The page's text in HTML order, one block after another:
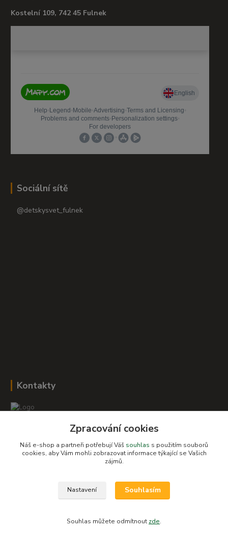
Kostelní 109, 742 45 Fulnek
Sociální sítě
@detskysvet_fulnek
Kontakty
+420 604 278 943
obchod-detskysvet@seznam.cz
Zpracování cookies
Náš e-shop a partneři potřebují Váš souhlas s použitím souborů
cookies, aby Vám mohli zobrazovat informace týkající se Vašich
zájmů.
Nastavení Souhlasím
Souhlas můžete odmítnout zde.